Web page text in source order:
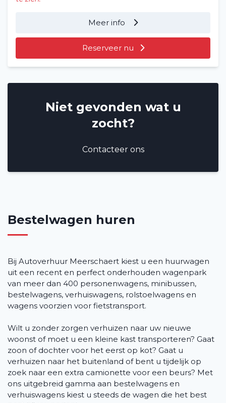
Meer info
Reserveer nu
Niet gevonden wat u
zocht?
Contacteer ons
Bestelwagen huren
Bij Autoverhuur Meerschaert kiest u een huurwagen
uit een recent en perfect onderhouden wagenpark
van meer dan 400 personenwagens, minibussen,
bestelwagens, verhuiswagens, rolstoelwagens en
wagens voorzien voor fietstransport.
Wilt u zonder zorgen verhuizen naar uw nieuwe
woonst of moet u een kleine kast transporteren? Gaat
zoon of dochter voor het eerst op kot? Gaat u
verhuizen naar het buitenland of bent u tijdelijk op
zoek naar een extra camionette voor een beurs? Met
ons uitgebreid gamma aan bestelwagens en
verhuiswagens kiest u steeds de wagen die het best